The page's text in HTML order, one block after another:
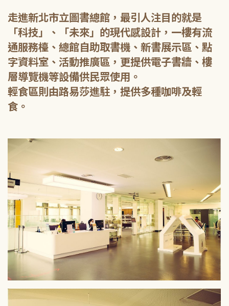
走進新北市立圖書總館，最引人注目的就是
「科技」、「未來」的現代感設計，一樓有流
通服務檯、總館自助取書機、新書展示區、點
字資料室、活動推廣區，更提供電子書牆、樓
層導覽機等設備供民眾使用。
輕食區則由路易莎進駐，提供多種咖啡及輕
食。